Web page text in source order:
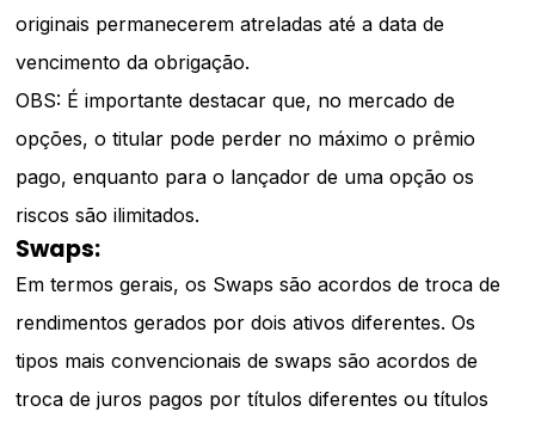
originais permanecerem atreladas até a data de
vencimento da obrigação.
OBS: É importante destacar que, no mercado de
opções, o titular pode perder no máximo o prêmio
pago, enquanto para o lançador de uma opção os
riscos são ilimitados.
Swaps:
Em termos gerais, os Swaps são acordos de troca de
rendimentos gerados por dois ativos diferentes. Os
tipos mais convencionais de swaps são acordos de
troca de juros pagos por títulos diferentes ou títulos